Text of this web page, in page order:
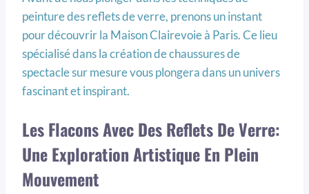
peinture des reflets de verre, prenons un instant
pour découvrir la Maison Clairevoie à Paris. Ce lieu
spécialisé dans la création de chaussures de
spectacle sur mesure vous plongera dans un univers
fascinant et inspirant.
Les Flacons Avec Des Reflets De Verre:
Une Exploration Artistique En Plein
Mouvement